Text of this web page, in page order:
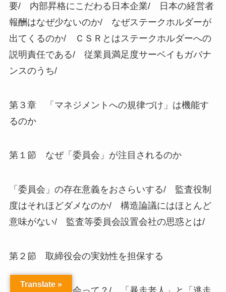
要/ 内部昇格にこだわる日本企業/ 日本の経営者
報酬はなぜ少ないのか/ なぜステークホルダーが
出てくるのか/ ＣＳＲとはステークホルダーへの
説明責任である/ 従業員満足度サーベイもガバナ
ンスのうち/
第３章 「マネジメントへの規律づけ」は機能す
るのか
第１節 なぜ「委員会」が注目されるのか
「委員会」の存在意義をおさらいする/ 監査役制
度はそれほどダメなのか/ 構造論議にはほとんど
意味がない/ 監査等委員会設置会社の思惑とは/
第２節 取締役会の実効性を担保する
Translate »